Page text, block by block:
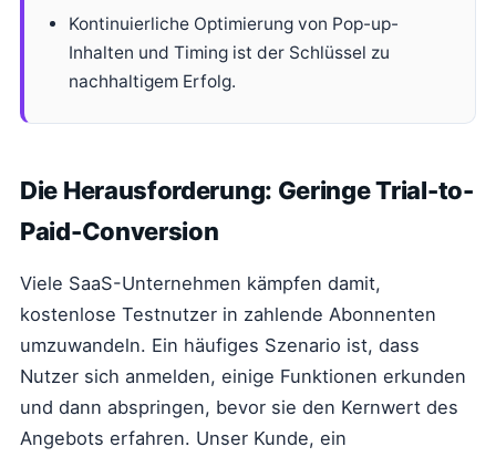
Kontinuierliche Optimierung von Pop-up-
Inhalten und Timing ist der Schlüssel zu
nachhaltigem Erfolg.
Die Herausforderung: Geringe Trial-to-
Paid-Conversion
Viele SaaS-Unternehmen kämpfen damit,
kostenlose Testnutzer in zahlende Abonnenten
umzuwandeln. Ein häufiges Szenario ist, dass
Nutzer sich anmelden, einige Funktionen erkunden
und dann abspringen, bevor sie den Kernwert des
Angebots erfahren. Unser Kunde, ein